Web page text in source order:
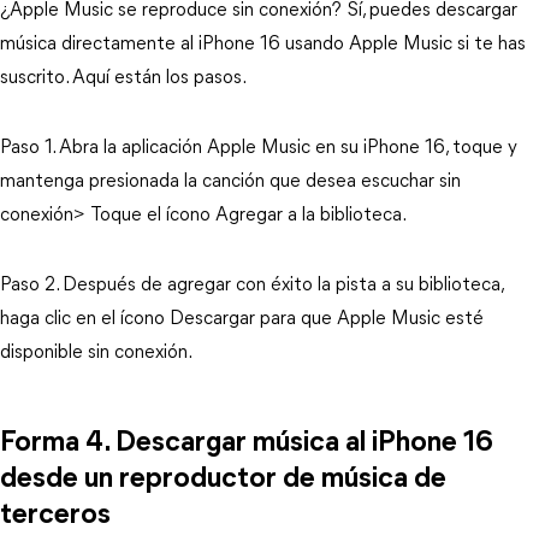
¿Apple Music se reproduce sin conexión? Sí, puedes descargar
música directamente al iPhone 16 usando Apple Music si te has
suscrito. Aquí están los pasos.
Paso 1. Abra la aplicación Apple Music en su iPhone 16, toque y
mantenga presionada la canción que desea escuchar sin
conexión> Toque el ícono Agregar a la biblioteca.
Paso 2. Después de agregar con éxito la pista a su biblioteca,
haga clic en el ícono Descargar para que Apple Music esté
disponible sin conexión.
Forma 4. Descargar música al iPhone 16
desde un reproductor de música de
terceros